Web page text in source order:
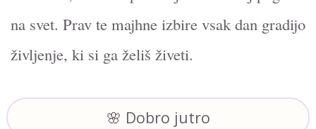
na svet. Prav te majhne izbire vsak dan gradijo
življenje, ki si ga želiš živeti.
🌸 Dobro jutro